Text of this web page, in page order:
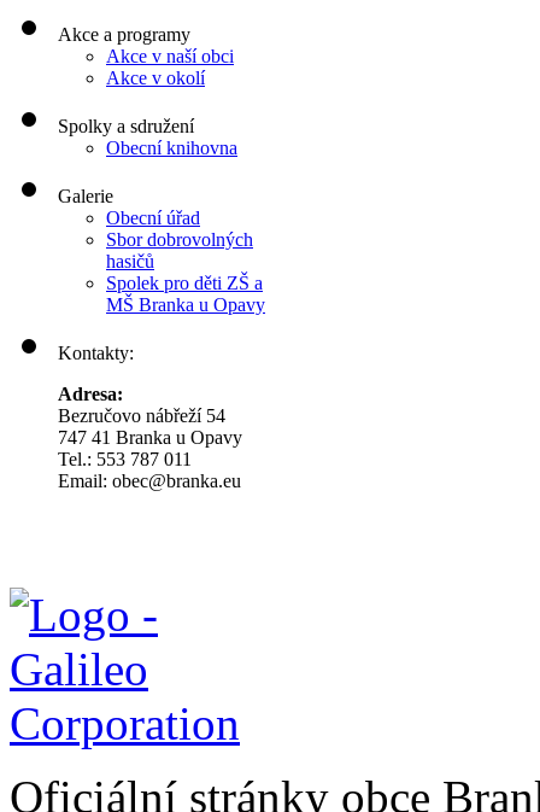
Akce a programy
Akce v naší obci
Akce v okolí
Spolky a sdružení
Obecní knihovna
Galerie
Obecní úřad
Sbor dobrovolných
hasičů
Spolek pro děti ZŠ a
MŠ Branka u Opavy
Kontakty:
Adresa:
Bezručovo nábřeží 54
747 41 Branka u Opavy
Tel.: 553 787 011
Email: obec@branka.eu
Oficiální stránky obce